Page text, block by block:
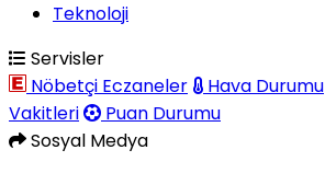
Teknoloji
Servisler
Nöbetçi Eczaneler
Hava Durumu
Vakitleri
Puan Durumu
Sosyal Medya